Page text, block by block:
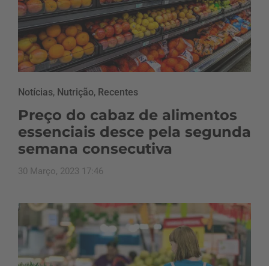
Notícias, Nutrição, Recentes
Preço do cabaz de alimentos
essenciais desce pela segunda
semana consecutiva
30 Março, 2023 17:46